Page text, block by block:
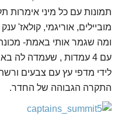
תמונות עם כל מיני אימרות
מוביילים, אוריגמי, קולאז'
ומה שגמר אותי באמת-
עם 4 עמדות , שעמדה לה באחת הפינות,
לידי מדפי עץ עם צבעים
התקרה הגבוהה של החדר.